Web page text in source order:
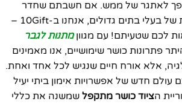
לאתגר של ממש. אם חשבתם שחדר
כושר ביתי הוא מותרות של בעלי בתים גדולים, אנחנו ב-10Gift –
לכם שטעיתם! עם מגווןמתנות לגבר
פתרונות כושר שימושיים, אנו מאמינים
אלא אורח חיים שנגיש לכל אחד ואחת.
חדש של אפשרויות אימון ביתי יעיל
הציוד כושר מתקפל שמשנה את כללי